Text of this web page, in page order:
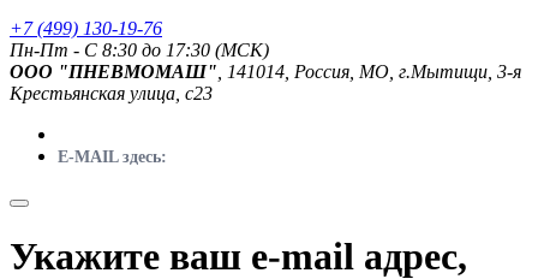
+7 (499) 130-19-76
Пн-Пт - C 8:30 до 17:30 (МСК)
ООО "ПНЕВМОМАШ" , 141014, Россия, МО, г.Мытищи, 3-я
Крестьянская улица, с23
E-MAIL здесь:
Укажите ваш e-mail адрес,